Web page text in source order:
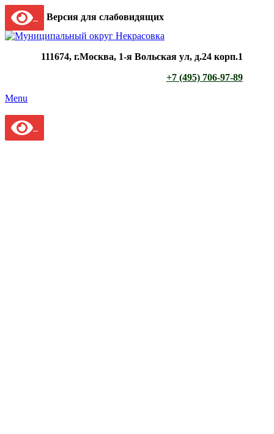
Версия для слабовидящих
111674, г.Москва, 1-я Вольская ул, д.24 корп.1
+7 (495) 706-97-89
Menu